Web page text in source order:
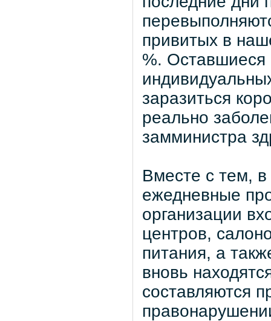
привитых в
%. Оставшиеся
заразиться
реально
замминистра
Вместе с тем,
ежедневные
организации
центров,
питания, а
вновь
составляются